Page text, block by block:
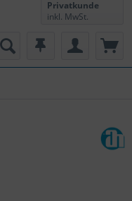
Privatkunde
inkl. MwSt.